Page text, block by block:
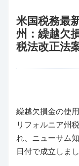
米国税務最
州：繰越欠
税法改正法
繰越欠損金の使
リフォルニア州
れ、ニューサム
日付で成立しま